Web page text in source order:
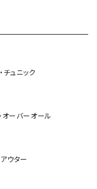
チュニック
オーバーオール
アウター